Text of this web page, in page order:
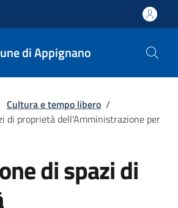
di Appignano
Cultura e tempo libero /
di proprietà dell'Amministrazione per
di spazi di